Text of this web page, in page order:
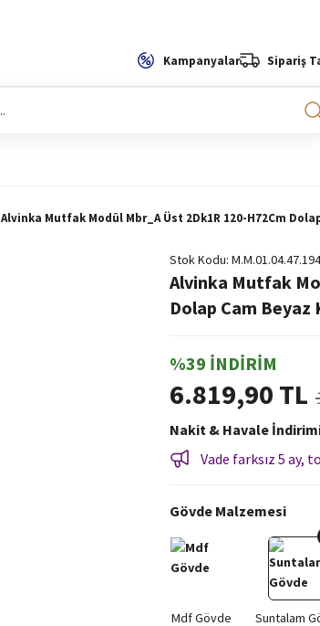
Kampanyalar Sipariş
Alvinka Mutfak Modül Mbr_A Üst 2Dk1R 120-H72Cm
Stok Kodu
Alvinka Mutfak
Dolap Cam Beyaz
%39 İNDİRİM
6.819,90 TL
Nakit & Havale
Vade farksız 5 ay,
Gövde Malzemesi